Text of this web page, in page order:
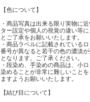
【色について】
・商品写真は出来る限り実物に
ター設定や個人の視覚の違い等
とご了承をお願いいたします。
・商品ラベルに記載されている
番号が異なると若干の色の濃淡
となります。ご了承ください。
・段染め、手染めの商品は、小
染めることが非常に難しいこと
ますようお願いいたします。
【結び目について】